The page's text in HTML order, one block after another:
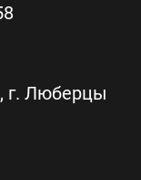
г. Люберцы